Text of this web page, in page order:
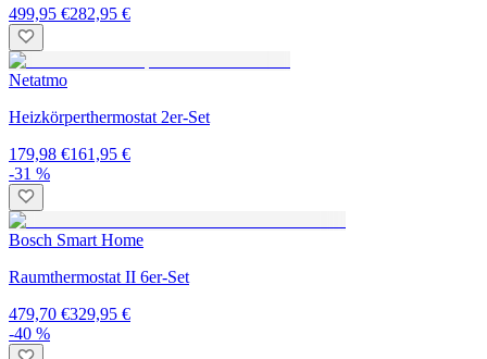
499,95 €282,95 €
Netatmo
Heizkörperthermostat 2er-Set
179,98 €161,95 €
-31 %
Bosch Smart Home
Raumthermostat II 6er-Set
479,70 €329,95 €
-40 %